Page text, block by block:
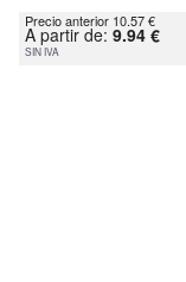
Precio anterior 10.57 €
A partir de: 9.94 €
SIN IVA